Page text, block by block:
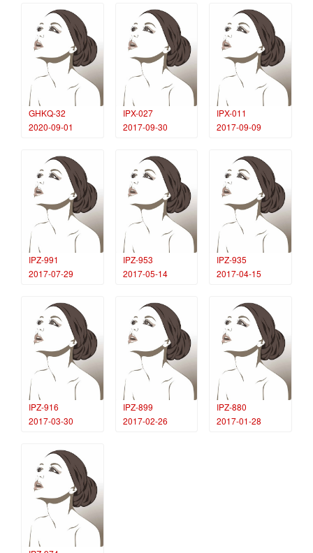
GHKQ-32
2020-09-01
IPX-027
2017-09-30
IPX-011
2017-09-09
IPZ-991
2017-07-29
IPZ-953
2017-05-14
IPZ-935
2017-04-15
IPZ-916
2017-03-30
IPZ-899
2017-02-26
IPZ-880
2017-01-28